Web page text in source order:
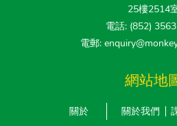
25樓2514
電話: (852)
電郵:
網站地
關於 關於我們